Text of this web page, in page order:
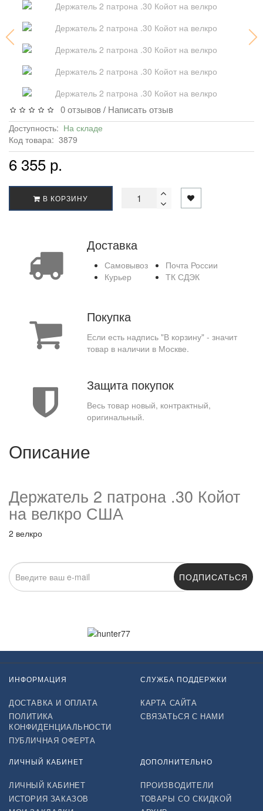
0 отзывов / Написать отзыв
Доступность: На складе
Код товара: 3879
6 355 р.
В КОРЗИНУ
Доставка
Самовывоз
Курьер
Почта России
ТК СДЭК
Покупка
Если есть надпись "В корзину" - значит
товар в наличии в Москве.
Защита покупок
Весь товар новый, контрактный,
оригинальный.
Описание
Держатель 2 патрона .30 Койот
на велкро США
2 велкро
ПОДПИСАТЬСЯ
ИНФОРМАЦИЯ
ДОСТАВКА И ОПЛАТА
ПОЛИТИКА
КОНФИДЕНЦИАЛЬНОСТИ
ПУБЛИЧНАЯ ОФЕРТА
СЛУЖБА ПОДДЕРЖКИ
КАРТА САЙТА
СВЯЗАТЬСЯ С НАМИ
ЛИЧНЫЙ КАБИНЕТ
ЛИЧНЫЙ КАБИНЕТ
ИСТОРИЯ ЗАКАЗОВ
ДОПОЛНИТЕЛЬНО
ПРОИЗВОДИТЕЛИ
ТОВАРЫ СО СКИДКОЙ